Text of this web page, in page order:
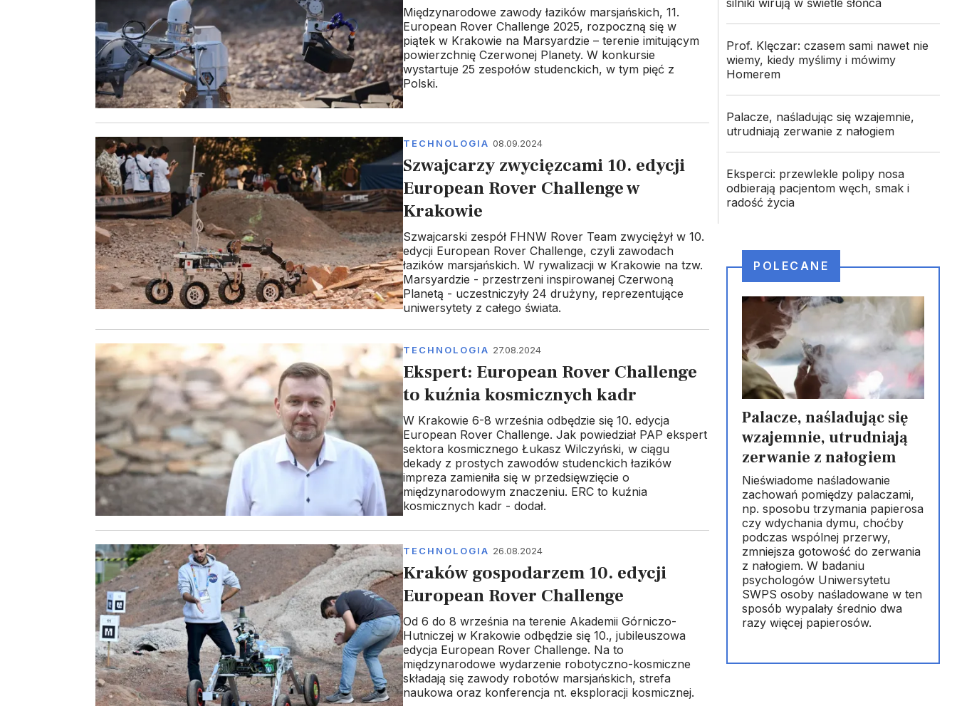
Międzynarodowe zawody łazików marsjańskich, 11.
European Rover Challenge 2025, rozpoczną się w
piątek w Krakowie na Marsyardzie – terenie imitującym
powierzchnię Czerwonej Planety. W konkursie
wystartuje 25 zespołów studenckich, w tym pięć z
Polski.
TECHNOLOGIA 08.09.2024
Szwajcarzy zwycięzcami 10. edycji
European Rover Challenge w
Krakowie
Szwajcarski zespół FHNW Rover Team zwyciężył w 10.
edycji European Rover Challenge, czyli zawodach
łazików marsjańskich. W rywalizacji w Krakowie na tzw.
Marsyardzie - przestrzeni inspirowanej Czerwoną
Planetą - uczestniczyły 24 drużyny, reprezentujące
uniwersytety z całego świata.
TECHNOLOGIA 27.08.2024
Ekspert: European Rover Challenge
to kuźnia kosmicznych kadr
W Krakowie 6-8 września odbędzie się 10. edycja
European Rover Challenge. Jak powiedział PAP ekspert
sektora kosmicznego Łukasz Wilczyński, w ciągu
dekady z prostych zawodów studenckich łazików
impreza zamieniła się w przedsięwzięcie o
międzynarodowym znaczeniu. ERC to kuźnia
kosmicznych kadr - dodał.
TECHNOLOGIA 26.08.2024
Kraków gospodarzem 10. edycji
European Rover Challenge
Od 6 do 8 września na terenie Akademii Górniczo-
Hutniczej w Krakowie odbędzie się 10., jubileuszowa
edycja European Rover Challenge. Na to
międzynarodowe wydarzenie robotyczno-kosmiczne
składają się zawody robotów marsjańskich, strefa
naukowa oraz konferencja nt. eksploracji kosmicznej.
Prof. Klęczar: czasem sami nawet nie
wiemy, kiedy myślimy i mówimy
Homerem
Palacze, naśladując się wzajemnie,
utrudniają zerwanie z nałogiem
Eksperci: przewlekle polipy nosa
odbierają pacjentom węch, smak i
radość życia
POLECANE
Palacze, naśladując się
wzajemnie, utrudniają
zerwanie z nałogiem
Nieświadome naśladowanie
zachowań pomiędzy palaczami,
np. sposobu trzymania papierosa
czy wdychania dymu, choćby
podczas wspólnej przerwy,
zmniejsza gotowość do zerwania
z nałogiem. W badaniu
psychologów Uniwersytetu
SWPS osoby naśladowane w ten
sposób wypalały średnio dwa
razy więcej papierosów.